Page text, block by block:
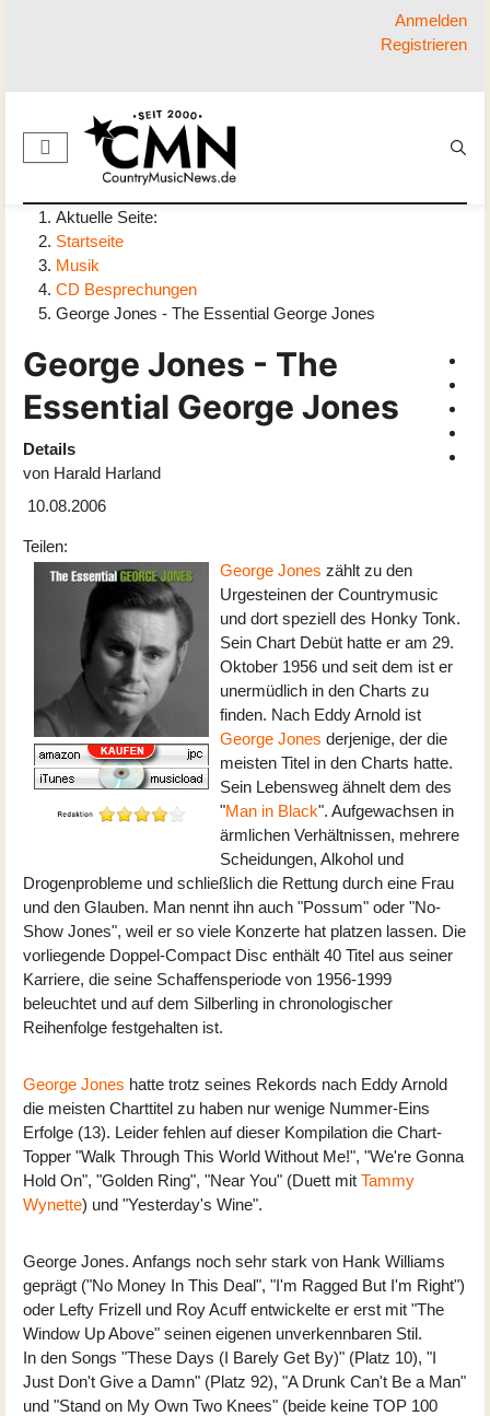
Anmelden
Registrieren
Aktuelle Seite:
Startseite
Musik
CD Besprechungen
George Jones - The Essential George Jones
George Jones - The
Essential George Jones
Details
von Harald Harland
10.08.2006
Teilen:
George Jones zählt zu den
Urgesteinen der Countrymusic
und dort speziell des Honky Tonk.
Sein Chart Debüt hatte er am 29.
Oktober 1956 und seit dem ist er
unermüdlich in den Charts zu
finden. Nach Eddy Arnold ist
George Jones derjenige, der die
meisten Titel in den Charts hatte.
Sein Lebensweg ähnelt dem des
"Man in Black". Aufgewachsen in
ärmlichen Verhältnissen, mehrere
Scheidungen, Alkohol und
Drogenprobleme und schließlich die Rettung durch eine Frau
und den Glauben. Man nennt ihn auch "Possum" oder "No-
Show Jones", weil er so viele Konzerte hat platzen lassen. Die
vorliegende Doppel-Compact Disc enthält 40 Titel aus seiner
Karriere, die seine Schaffensperiode von 1956-1999
beleuchtet und auf dem Silberling in chronologischer
Reihenfolge festgehalten ist.
George Jones hatte trotz seines Rekords nach Eddy Arnold
die meisten Charttitel zu haben nur wenige Nummer-Eins
Erfolge (13). Leider fehlen auf dieser Kompilation die Chart-
Topper "Walk Through This World Without Me!", "We're Gonna
Hold On", "Golden Ring", "Near You" (Duett mit Tammy
Wynette) und "Yesterday's Wine".
George Jones. Anfangs noch sehr stark von Hank Williams
geprägt ("No Money In This Deal", "I'm Ragged But I'm Right")
oder Lefty Frizell und Roy Acuff entwickelte er erst mit "The
Window Up Above" seinen eigenen unverkennbaren Stil.
In den Songs "These Days (I Barely Get By)" (Platz 10), "I
Just Don't Give a Damn" (Platz 92), "A Drunk Can't Be a Man"
und "Stand on My Own Two Knees" (beide keine TOP 100